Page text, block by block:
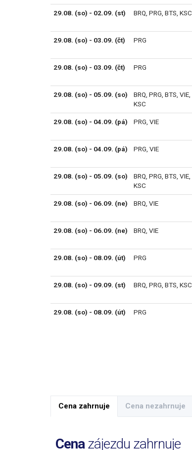
29.08. (so) - 02.09. (st) BRQ, PRG, BTS, KSC
29.08. (so) - 03.09. (čt) PRG
29.08. (so) - 03.09. (čt) PRG
29.08. (so) - 05.09. (so) BRQ, PRG, BTS, VIE,
KSC
29.08. (so) - 04.09. (pá) PRG, VIE
29.08. (so) - 04.09. (pá) PRG, VIE
29.08. (so) - 05.09. (so) BRQ, PRG, BTS, VIE,
KSC
29.08. (so) - 06.09. (ne) BRQ, VIE
29.08. (so) - 06.09. (ne) BRQ, VIE
29.08. (so) - 08.09. (út) PRG
29.08. (so) - 09.09. (st) BRQ, PRG, BTS, KSC
29.08. (so) - 08.09. (út) PRG
Cena zahrnuje Cena nezahrnuje
Cenazájezdu zahrnuje